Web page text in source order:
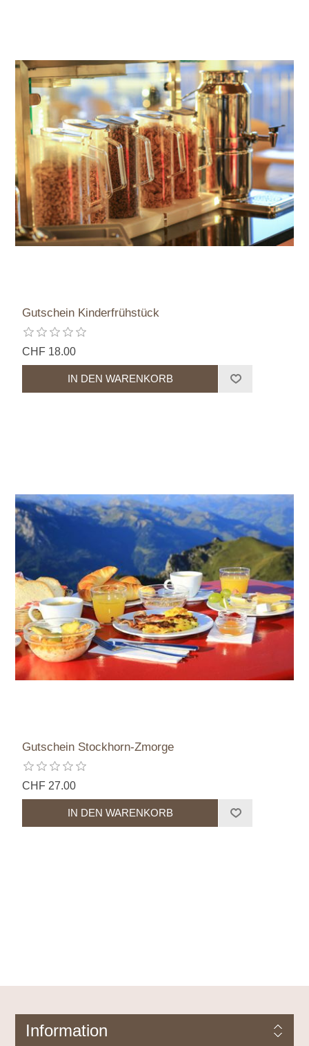
Gutschein Kinderfrühstück
CHF 18.00
Gutschein Stockhorn-Zmorge
CHF 27.00
Information